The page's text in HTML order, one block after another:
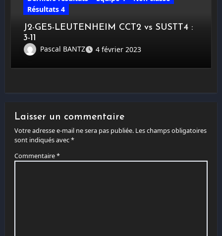
Résultats 4
J2-GE5-LEUTENHEIM CCT2 vs SUSTT4 :
3-11
Pascal BANTZ
4 février 2023
Laisser un commentaire
Votre adresse e-mail ne sera pas publiée. Les champs obligatoires
sont indiqués avec*
Commentaire*